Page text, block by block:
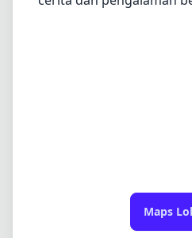
Maps